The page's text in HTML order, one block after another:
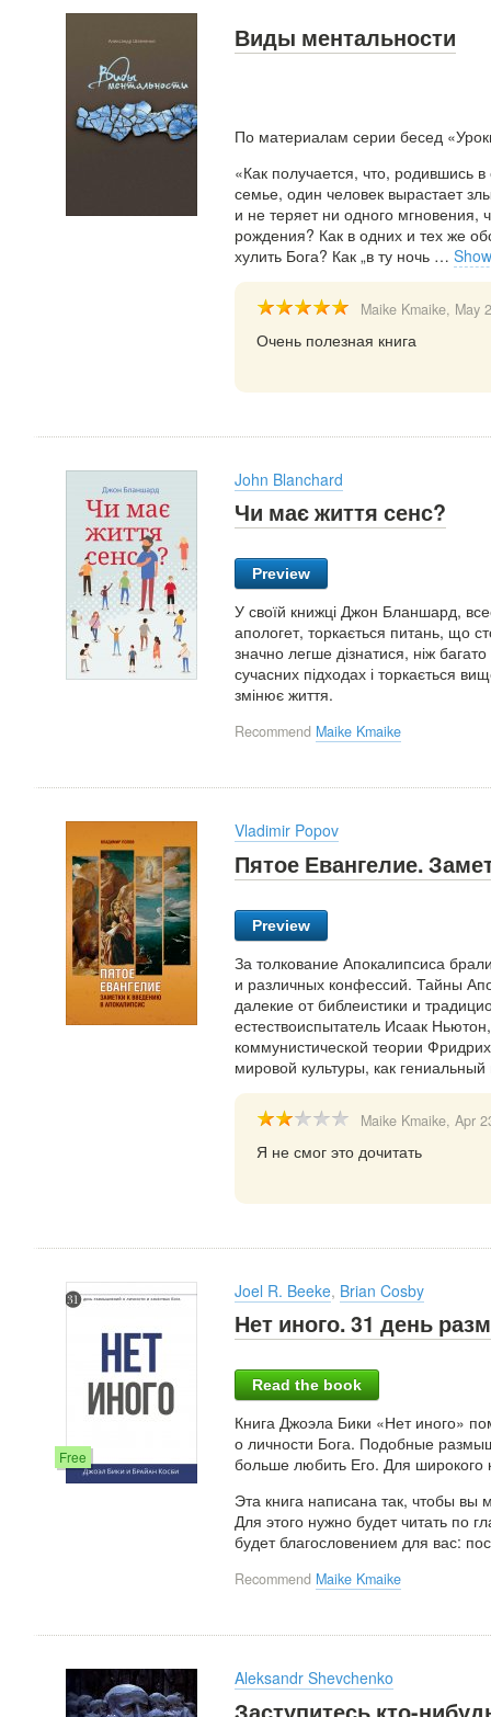
Виды ментальности
По материалам серии бесед
«Как получается, что, родившись
семье, один человек вырастает
и не теряет ни одного мгновения,
рождения? Как в одних и тех же
хулить Бога? Как „в ту ночь …
Maike Kmaike, May
Очень полезная книга
John Blanchard
Чи має життя сенс?
Preview
У своїй книжці Джон Бланшард,
апологет, торкається питань, що
значно легше дізнатися, ніж
сучасних підходах і торкається
змінює життя.
Recommend Maike Kmaike
Vladimir Popov
Пятое Евангелие.
Preview
За толкование Апокалипсиса
и различных конфессий. Тайны
далекие от библеистики и
естествоиспытатель Исаак
коммунистической теории
мировой культуры, как гениальный
Maike Kmaike, Apr
Я не смог это дочитать
Free
Joel R. Beeke, Brian Cosby
Нет иного. 31 день
Read the book
Книга Джоэла Бики «Нет иного»
о личности Бога. Подобные
больше любить Его. Для широкого
Эта книга написана так, чтобы вы
Для этого нужно будет читать по
будет благословением для вас:
Recommend Maike Kmaike
Aleksandr Shevchenko